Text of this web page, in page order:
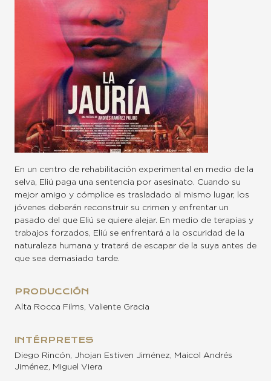
En un centro de rehabilitación experimental en medio de la
selva, Eliú paga una sentencia por asesinato. Cuando su
mejor amigo y cómplice es trasladado al mismo lugar, los
jóvenes deberán reconstruir su crimen y enfrentar un
pasado del que Eliú se quiere alejar. En medio de terapias y
trabajos forzados, Eliú se enfrentará a la oscuridad de la
naturaleza humana y tratará de escapar de la suya antes de
que sea demasiado tarde.
PRODUCCIÓN
Alta Rocca Films, Valiente Gracia
INTÉRPRETES
Diego Rincón, Jhojan Estiven Jiménez, Maicol Andrés
Jiménez, Miguel Viera